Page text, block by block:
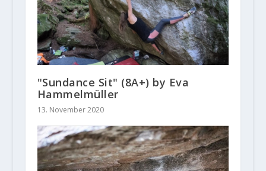
"Sundance Sit" (8A+) by Eva
Hammelmüller
13. November 2020